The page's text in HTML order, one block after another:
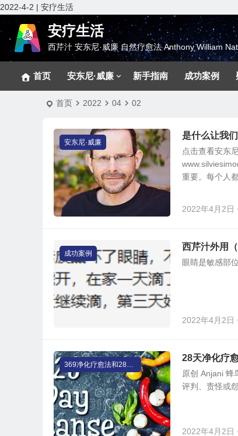
2022-4-2 | 安疗生活
安疗生活
西芹汁 安东尼·威廉 自然疗愈法 Anthony William
首页 安东尼·威廉 新手指南 成功案例
首页 2022 04 02
安东尼·威廉
是什么让我
点击查看安东
重要。每个人都
2022年4月2日
成功案例
西芹汁外用（
眼睛是敏感部
2022年4月2日
369净化疗愈法和28天净化法
28天净化疗
原创 Anjani 蜂
评判、责怪或
2022年4月2日